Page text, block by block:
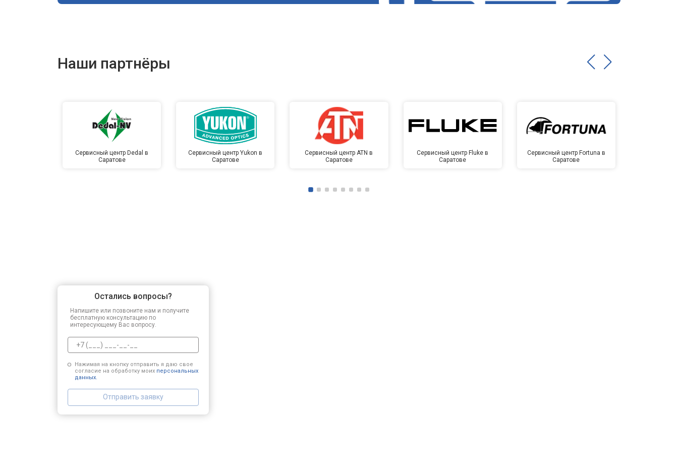
Наши партнёры
Сервисный центр Dedal в
Саратове
Сервисный центр Yukon в
Саратове
Сервисный центр ATN в
Саратове
Сервисный центр Fluke в
Саратове
Сервисный центр Fortuna в
Саратове
Остались вопросы?
Напишите или позвоните нам и получите
бесплатную консультацию по
интересующему Вас вопросу.
Нажимая на кнопку отправить я даю свое
согласие на обработку моих персональных
данных.
Отправить заявку